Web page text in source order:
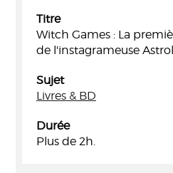
Titre
Witch Games : La
de l'instagrameuse
Sujet
Livres & BD
Durée
Plus de 2h.